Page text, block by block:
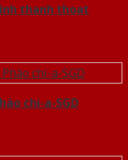
thanh thoat
chi-a-SGD